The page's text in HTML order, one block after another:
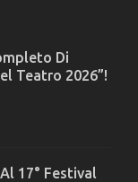
Di
Teatro 2026”!
17° Festival